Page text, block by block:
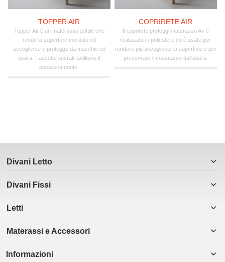
TOPPER AIR
Topper Air è un materasso sottile che
rende la superficie morbida ed
accogliente e protegge da macchie ed
usura. Fascette laterali facilitano il
posizionamento.
COPRIRETE AIR
Il coprirete proteggi materasso Air è
realizzato in poliestere ed è usato per
rendere più accogliente la superficie e per
preservare il materasso dall'usura.
Divani Letto
Divani Fissi
Letti
Materassi e Accessori
Informazioni